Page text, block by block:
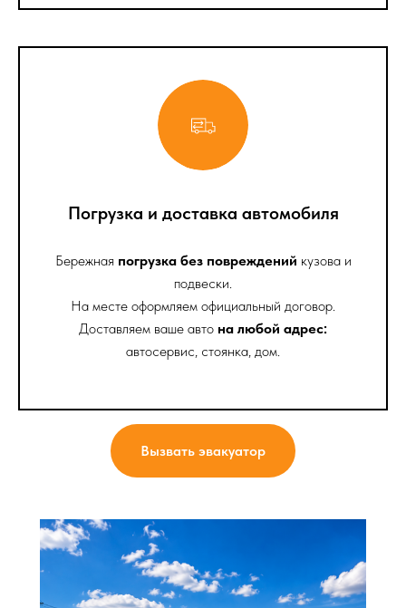
Погрузка и доставка автомобиля
Бережная погрузка без повреждений кузова и
подвески.
На месте оформляем официальный договор.
Доставляем ваше авто на любой адрес:
автосервис, стоянка, дом.
Вызвать эвакуатор